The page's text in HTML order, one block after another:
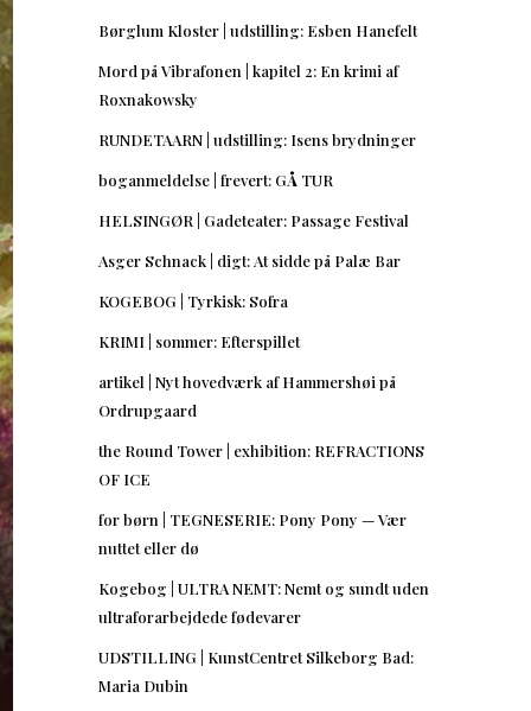
Børglum Kloster | udstilling: Esben Hanefelt
Mord på Vibrafonen | kapitel 2: En krimi af
Roxnakowsky
RUNDETAARN | udstilling: Isens brydninger
boganmeldelse | frevert: GÅ TUR
HELSINGØR | Gadeteater: Passage Festival
Asger Schnack | digt: At sidde på Palæ Bar
KOGEBOG | Tyrkisk: Sofra
KRIMI | sommer: Efterspillet
artikel | Nyt hovedværk af Hammershøi på
Ordrupgaard
the Round Tower | exhibition: REFRACTIONS
OF ICE
for børn | TEGNESERIE: Pony Pony — Vær
nuttet eller dø
Kogebog | ULTRA NEMT: Nemt og sundt uden
ultraforarbejdede fødevarer
UDSTILLING | KunstCentret Silkeborg Bad:
Maria Dubin